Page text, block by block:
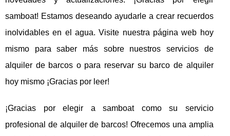
samboat! Estamos deseando ayudarle a crear recuerdos
inolvidables en el agua. Visite nuestra página web hoy
mismo para saber más sobre nuestros servicios de
alquiler de barcos o para reservar su barco de alquiler
hoy mismo ¡Gracias por leer!
¡Gracias por elegir a samboat como su servicio
profesional de alquiler de barcos! Ofrecemos una amplia